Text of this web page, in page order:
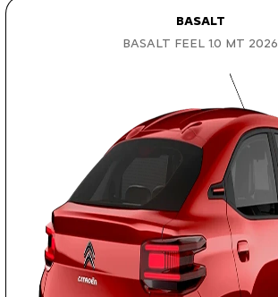
BASALT
BASALT FEEL 1.0 MT 2026